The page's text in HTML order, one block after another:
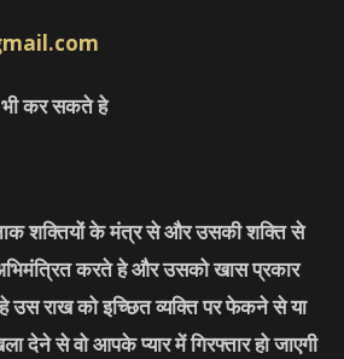
कर सकते हे
शक्तियों के मंत्र से और उसकी शक्ति से
करते हे और उसको खास प्रकार
उस राख को इच्छित व्यक्ति पर फेकने से या
देने से वो आपके प्यार में गिरफ्तार हो जाएगी